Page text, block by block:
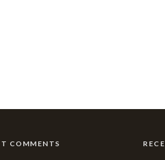
COMMENTS